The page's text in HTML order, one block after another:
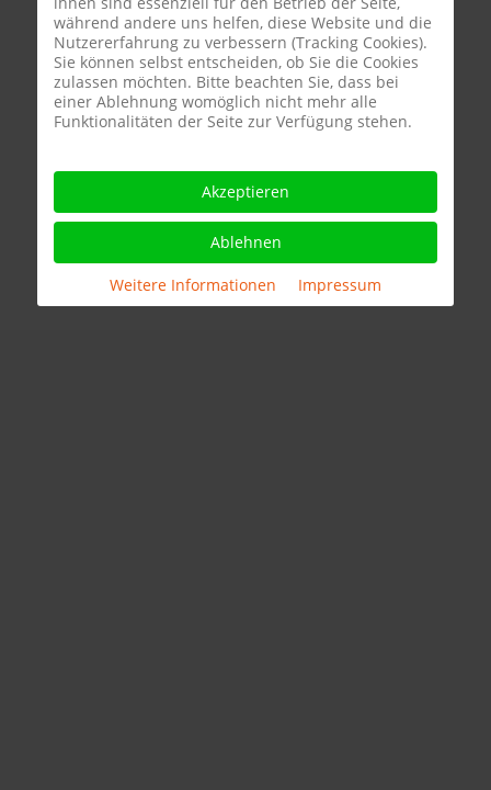
während andere uns helfen, diese Website und die
Nutzererfahrung zu verbessern (Tracking Cookies).
Sie können selbst entscheiden, ob Sie die Cookies
zulassen möchten. Bitte beachten Sie, dass bei
einer Ablehnung womöglich nicht mehr alle
Funktionalitäten der Seite zur Verfügung stehen.
Akzeptieren
Ablehnen
Weitere Informationen Impressum